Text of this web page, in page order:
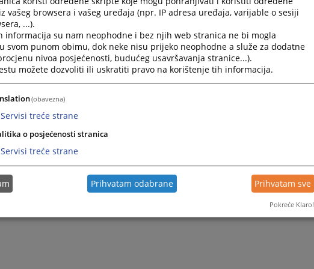
na broj:
- 331
- 381
- 804
ured:
- 574
broj:
- 424
opsud.kiseljak@pravosudje.ba
vašeg browsera i vašeg uređaja (npr. IP adresa uređaja, varijable o sesiji
...).
informacija su nam neophodne i bez njih web stranica ne bi mogla
svom punom obimu, dok neke nisu prijeko neophodne a služe za dodatne
nivoa posjećenosti, budućeg usavršavanja stranice...).
možete dozvoliti ili uskratiti pravo na korištenje tih informacija.
(obavezna)
Servisi treće strane
o posjećenosti stranica
Servisi treće strane
Prihvatam odabrane Prihvatam sve
Pokreće Klaro!